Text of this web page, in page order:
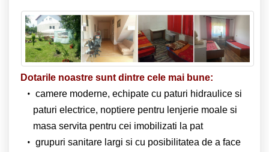
Dotarile noastre sunt dintre cele mai bune:
camere moderne, echipate cu paturi hidraulice si
paturi electrice, noptiere pentru lenjerie moale si
masa servita pentru cei imobilizati la pat
grupuri sanitare largi si cu posibilitatea de a face